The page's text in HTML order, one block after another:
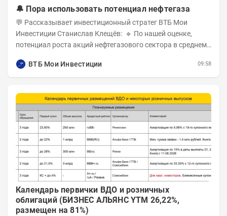
🔔 Пора использовать потенциал нефтегаза
💬 Рассказывает инвестиционный стратег ВТБ Мои
Инвестиции Станислав Клещёв: 🔹 По нашей оценке,
потенциал роста акций нефтегазового сектора в среднем
ВТБ Мои Инвестиции
09:58
Календарь первички ВДО и розничных
облигаций (БИЗНЕС АЛЬЯНС YTM 26,22%,
размещен на 81%)